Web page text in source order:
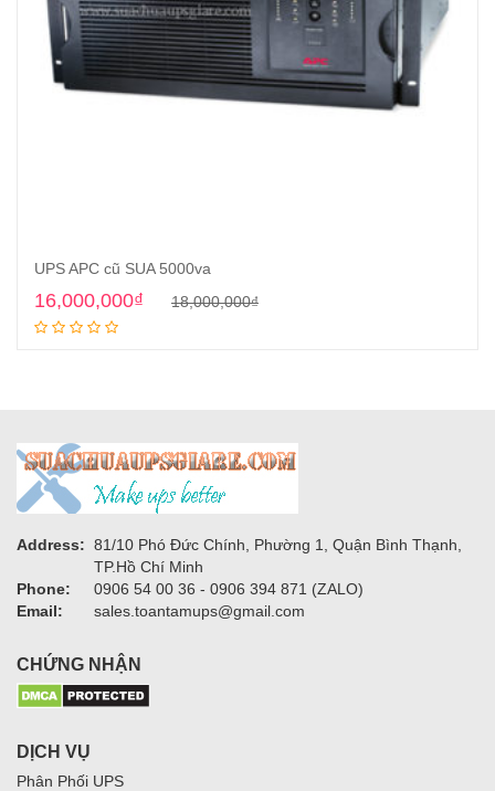
UPS APC cũ SUA 5000va
18,000,000₫Original
16,000,000₫
Current
Address: 81/10 Phó Đức Chính, Phường 1, Quận Bình Thạnh,
TP.Hồ Chí Minh
Phone:
0906 54 00 36 - 0906 394 871 (ZALO)
Email:
sales.toantamups@gmail.com
CHỨNG NHẬN
DỊCH VỤ
Phân Phối UPS